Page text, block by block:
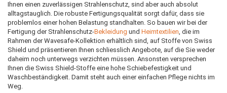
Ihnen einen zuverlässigen Strahlenschutz, sind aber auch absolut
alltagstauglich. Die robuste Fertigungsqualität sorgt dafür, dass sie
problemlos einer hohen Belastung standhalten. So bauen wir bei der
Fertigung der Strahlenschutz-Bekleidung und Heimtextilien, die im
Rahmen der Wavesafe-Kollektion erhältlich sind, auf Stoffe von Swiss
Shield und präsentieren Ihnen schliesslich Angebote, auf die Sie weder
daheim noch unterwegs verzichten müssen. Ansonsten versprechen
Ihnen die Swiss Shield-Stoffe eine hohe Schiebefestigkeit und
Waschbeständigkeit. Damit steht auch einer einfachen Pflege nichts im
Weg.